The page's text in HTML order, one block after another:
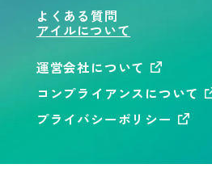
よくある質問
アイルについて
運営会社について
コンプライアンスについて
プライバシーポリシー